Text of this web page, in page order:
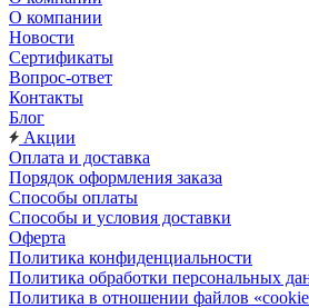
О компании
Новости
Сертификаты
Вопрос-ответ
Контакты
Блог
Акции
Оплата и доставка
Порядок оформления заказа
Способы оплаты
Способы и условия доставки
Оферта
Политика конфиденциальности
Политика обработки персональных
Политика в отношении файлов